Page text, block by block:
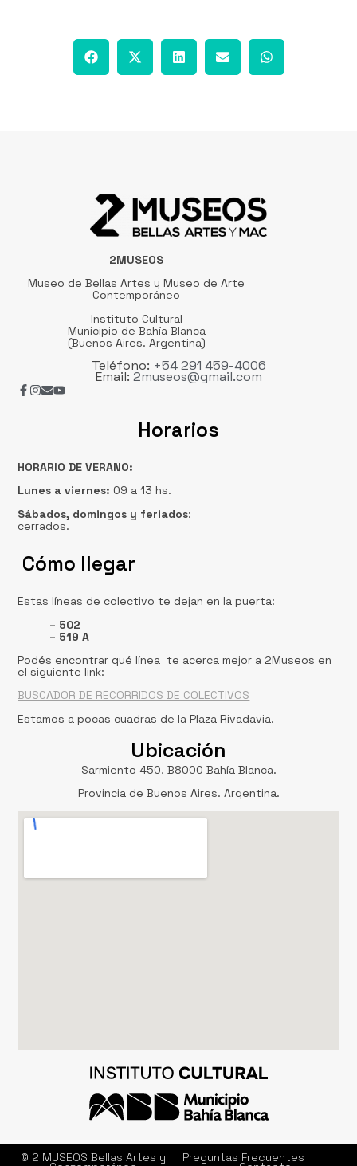
2MUSEOS
Museo de Bellas Artes y Museo de Arte
Contemporáneo
Instituto Cultural
Municipio de Bahía Blanca
(Buenos Aires. Argentina)
Teléfono: +54 291 459-4006
Email: 2museos@gmail.com
Cómo llegar
Horarios
HORARIO DE VERANO:
Lunes a viernes: 09 a 13 hs.
Sábados, domingos y feriados:
cerrados.
Estas líneas de colectivo te dejan en la puerta:
– 502
– 519 A
Podés encontrar qué línea te acerca mejor a 2Museos en
el siguiente link:
BUSCADOR DE RECORRIDOS DE COLECTIVOS
Estamos a pocas cuadras de la Plaza Rivadavia.
Ubicación
Sarmiento 450, B8000 Bahía Blanca.
Provincia de Buenos Aires. Argentina.
© 2 MUSEOS Bellas Artes y Preguntas Frecuentes